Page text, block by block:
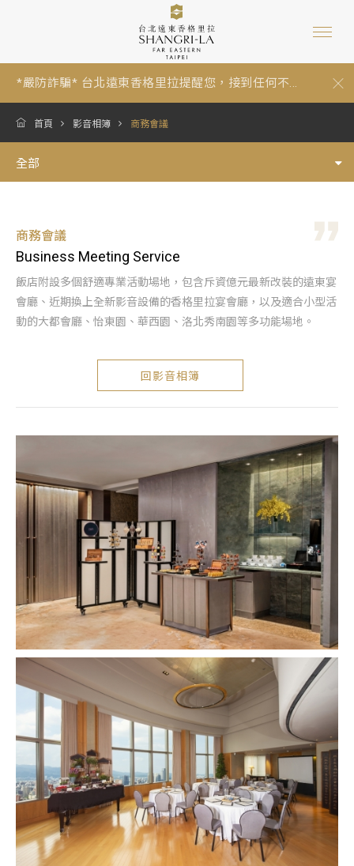
全部
商務會議
Business Meeting Service
飯店附設多個舒適專業活動場地，包含斥資億元最新改裝的遠東宴
會廳、近期換上全新影音設備的香格里拉宴會廳，以及適合小型活
動的大都會廳、怡東園、華西園、洛北秀南園等多功能場地。
回影音相簿
首頁 影音相簿 商務會議
*嚴防詐騙* 台北遠東香格里拉提醒您，接到任何不...
【暑假期間泳池營運與年度維修調整通知 Summer P...
跟著香格里拉一起環保愛地球：為因應《中華民國環...
*嚴防詐騙* 台北遠東香格里拉提醒您，接到任何不...